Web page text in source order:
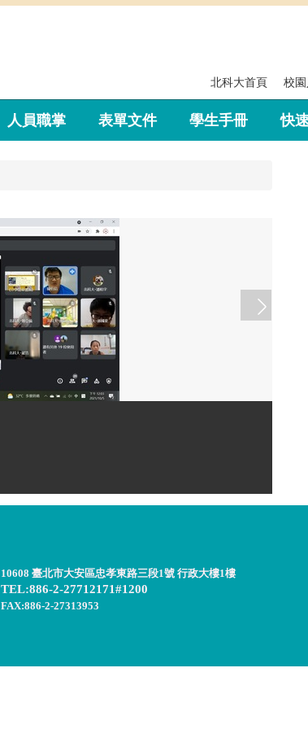
北科大首頁 校
人員職掌 表單文件 學生手冊 快
10608 臺北市大安區忠孝東路三段1號 行政大樓1樓
TEL:886-2-27712171#1200
FAX:886-2-27313953